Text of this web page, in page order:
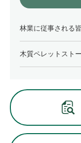
林業に従事される
木質ペレットスト